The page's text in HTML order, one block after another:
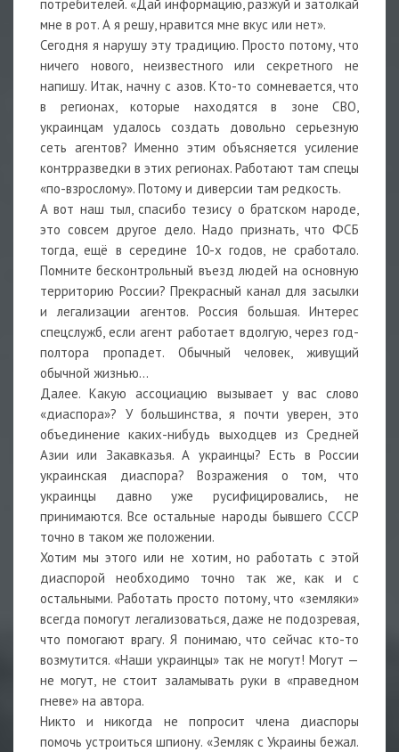
потребителей. «Дай информацию, разжуй и затолкай
мне в рот. А я решу, нравится мне вкус или нет».
Сегодня я нарушу эту традицию. Просто потому, что
ничего нового, неизвестного или секретного не
напишу. Итак, начну с азов. Кто-то сомневается, что
в регионах, которые находятся в зоне СВО,
украинцам удалось создать довольно серьезную
сеть агентов? Именно этим объясняется усиление
контрразведки в этих регионах. Работают там спецы
«по-взрослому». Потому и диверсии там редкость.
А вот наш тыл, спасибо тезису о братском народе,
это совсем другое дело. Надо признать, что ФСБ
тогда, ещё в середине 10-х годов, не сработало.
Помните бесконтрольный въезд людей на основную
территорию России? Прекрасный канал для засылки
и легализации агентов. Россия большая. Интерес
спецслужб, если агент работает вдолгую, через год-
полтора пропадет. Обычный человек, живущий
обычной жизнью…
Далее. Какую ассоциацию вызывает у вас слово
«диаспора»? У большинства, я почти уверен, это
объединение каких-нибудь выходцев из Средней
Азии или Закавказья. А украинцы? Есть в России
украинская диаспора? Возражения о том, что
украинцы давно уже русифицировались, не
принимаются. Все остальные народы бывшего СССР
точно в таком же положении.
Хотим мы этого или не хотим, но работать с этой
диаспорой необходимо точно так же, как и с
остальными. Работать просто потому, что «земляки»
всегда помогут легализоваться, даже не подозревая,
что помогают врагу. Я понимаю, что сейчас кто-то
возмутится. «Наши украинцы» так не могут! Могут —
не могут, не стоит заламывать руки в «праведном
гневе» на автора.
Никто и никогда не попросит члена диаспоры
помочь устроиться шпиону. «Земляк с Украины бежал.